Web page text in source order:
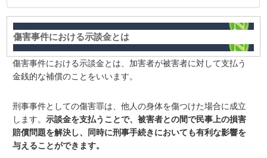
傷害事件における示談金とは
傷害事件における示談金とは、加害者が被害者に対して支払う
金銭的な補償のこと をいいます。
刑事事件としての傷害罪は、他人の身体を傷つけた場合に成立
します。示談金を支払うことで、被害者との間で民事上の損害
賠償問題を解決し、同時に刑事手続きにおいても有利な影響を
与えることができます。